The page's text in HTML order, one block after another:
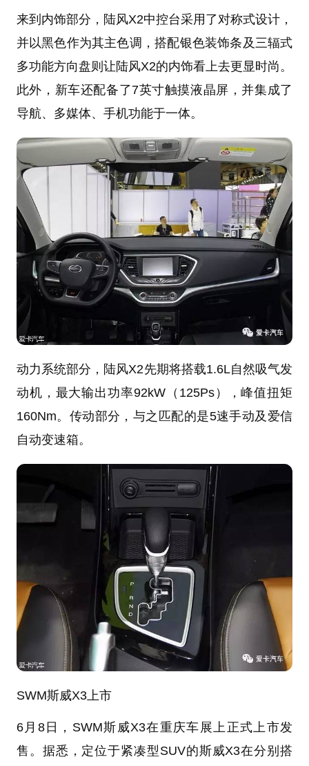
来到内饰部分，陆风X2中控台采用了对称式设计，
并以黑色作为其主色调，搭配银色装饰条及三辐式
多功能方向盘则让陆风X2的内饰看上去更显时尚。
此外，新车还配备了7英寸触摸液晶屏，并集成了
导航、多媒体、手机功能于一体。
动力系统部分，陆风X2先期将搭载1.6L自然吸气发
动机，最大输出功率92kW（125Ps），峰值扭矩
160Nm。传动部分，与之匹配的是5速手动及爱信
自动变速箱。
SWM斯威X3上市
6月8日，SWM斯威X3在重庆车展上正式上市发
售。据悉，定位于紧凑型SUV的斯威X3在分别搭